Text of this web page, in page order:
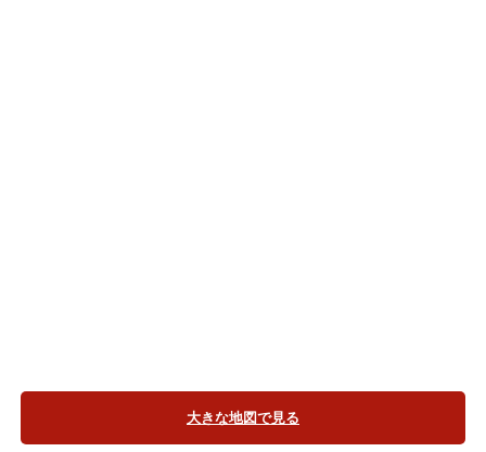
大きな地図で見る